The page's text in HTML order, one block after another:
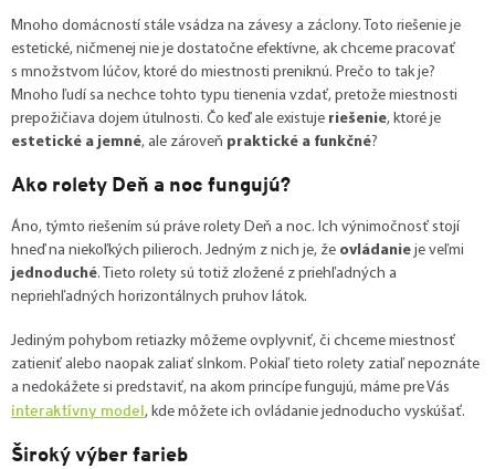
Mnoho domácností stále vsádza na závesy a záclony. Toto riešenie je
estetické, ničmenej nie je dostatočne efektívne, ak chceme pracovať
s množstvom lúčov, ktoré do miestnosti preniknú. Prečo to tak je?
Mnoho ľudí sa nechce tohto typu tienenia vzdať, pretože miestnosti
prepožičiava dojem útulnosti. Čo keď ale existuje riešenie, ktoré je
estetické a jemné, ale zároveň praktické a funkčné?
Ako rolety Deň a noc fungujú?
Áno, týmto riešením sú práve rolety Deň a noc. Ich výnimočnosť stojí
hneď na niekoľkých pilieroch. Jedným z nich je, že ovládanie je veľmi
jednoduché. Tieto rolety sú totiž zložené z priehľadných a
nepriehľadných horizontálnych pruhov látok.
Jediným pohybom retiazky môžeme ovplyvniť, či chceme miestnosť
zatieniť alebo naopak zaliať slnkom. Pokiaľ tieto rolety zatiaľ nepoznáte
a nedokážete si predstaviť, na akom princípe fungujú, máme pre Vás
interaktívny model, kde môžete ich ovládanie jednoducho vyskúšať.
Široký výber farieb